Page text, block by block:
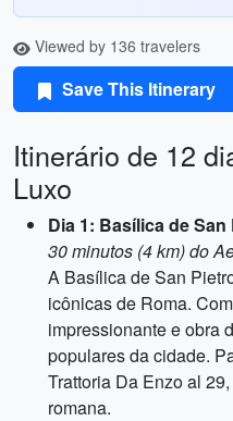
Viewed by 136 travelers
Save This Itinerary
Itinerário de 12
Luxo
Dia 1: Basílica de San
30 minutos (4 km) do
A Basílica de San
icônicas de Roma.
impressionante e obra
populares da cidade.
Trattoria Da Enzo al
romana.